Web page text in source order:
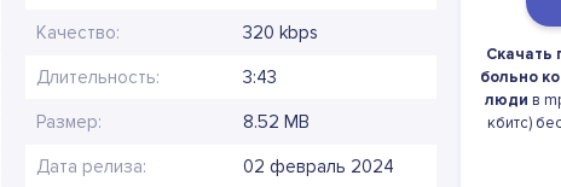
Качество: 320 kbps
Длительность: 3:43
Размер: 8.52 MB
Дата релиза: 02 февраль 2024
Скачать
больно
люди в
кбитс)